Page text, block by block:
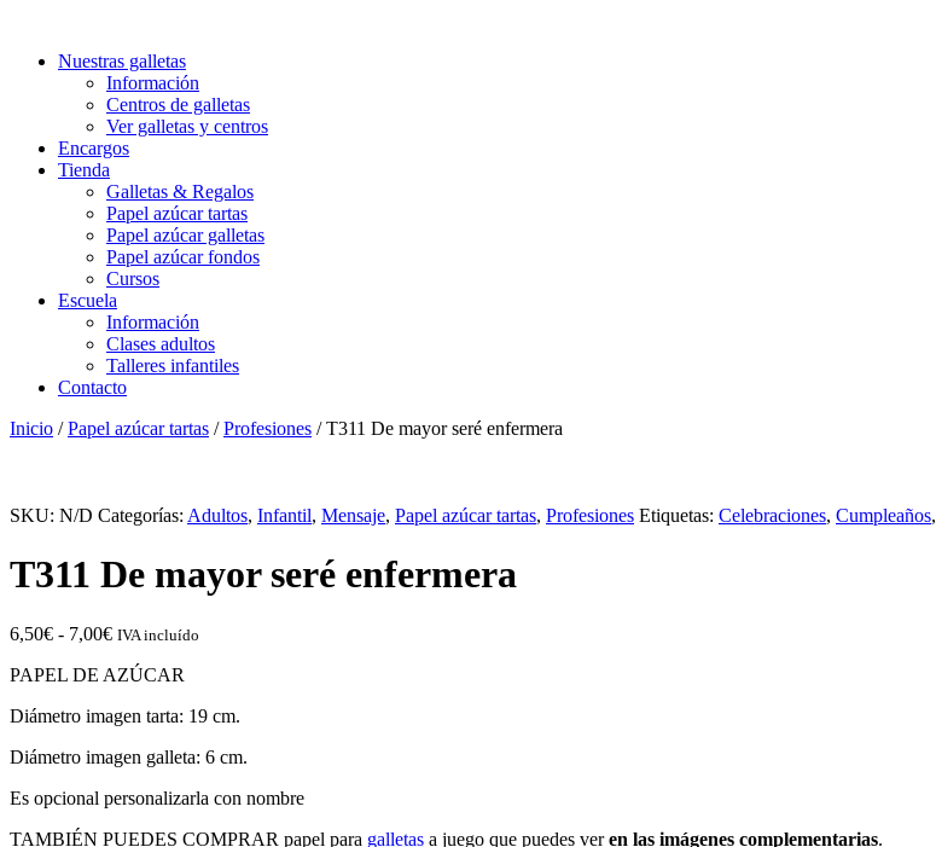
Nuestras galletas
Información
Centros de galletas
Ver galletas y centros
Encargos
Tienda
Galletas & Regalos
Papel azúcar tartas
Papel azúcar galletas
Papel azúcar fondos
Cursos
Escuela
Información
Clases adultos
Talleres infantiles
Contacto
Inicio /Papel azúcar tartas /Profesiones / T311 De mayor seré enfermera
SKU: N/D Categorías: Adultos, Infantil, Mensaje, Papel azúcar tartas, Profesiones Etiquetas: Celebraciones, Cumpleaños,
T311 De mayor seré enfermera
6,50€ - 7,00€Rango
precios:
6,50€
7,00€
IVA incluído
PAPEL DE AZÚCAR
Diámetro imagen tarta: 19 cm.
Diámetro imagen galleta: 6 cm.
Es opcional personalizarla con nombre
TAMBIÉN PUEDES COMPRAR papel para galletas a juego que puedes ver en las imágenes complementarias.